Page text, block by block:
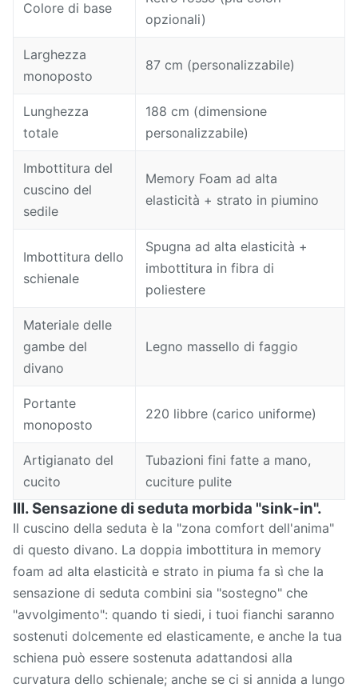
Colore di base
opzionali)
Larghezza
monoposto
87 cm (personalizzabile)
Lunghezza
totale
188 cm (dimensione
personalizzabile)
Imbottitura del
cuscino del
sedile
Memory Foam ad alta
elasticità + strato in piumino
Imbottitura dello
schienale
Spugna ad alta elasticità +
imbottitura in fibra di
poliestere
Materiale delle
gambe del
divano
Legno massello di faggio
Portante
monoposto
220 libbre (carico uniforme)
Artigianato del
cucito
Tubazioni fini fatte a mano,
cuciture pulite
III. Sensazione di seduta morbida "sink-in".
Il cuscino della seduta è la "zona comfort dell'anima"
di questo divano. La doppia imbottitura in memory
foam ad alta elasticità e strato in piuma fa sì che la
sensazione di seduta combini sia "sostegno" che
"avvolgimento": quando ti siedi, i tuoi fianchi saranno
sostenuti dolcemente ed elasticamente, e anche la tua
schiena può essere sostenuta adattandosi alla
curvatura dello schienale; anche se ci si annida a lungo